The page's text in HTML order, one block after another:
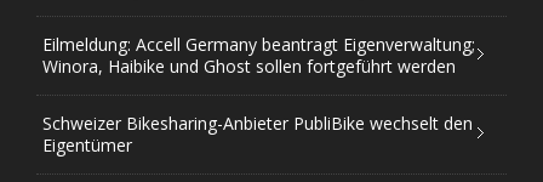
Eilmeldung: Accell Germany beantragt Eigenverwaltung;
Winora, Haibike und Ghost sollen fortgeführt werden
Schweizer Bikesharing-Anbieter PubliBike wechselt den
Eigentümer